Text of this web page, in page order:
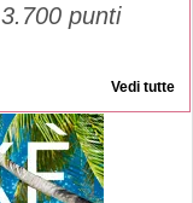
3.700 punti
Vedi tutte